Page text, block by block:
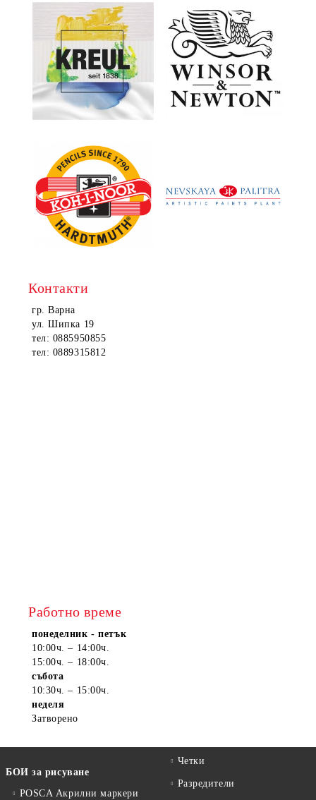
Контакти
гр. Варна
ул. Шипка 19
тел: 0885950855
тел: 0889315812
Работно време
понеделник - петък
10:00ч. – 14:00ч.
15:00ч. – 18:00ч.
събота
10:30ч. – 15:00ч.
неделя
Затворено
БОИ за рисуване
POSCA Акрилни маркери
Четки
Разредители